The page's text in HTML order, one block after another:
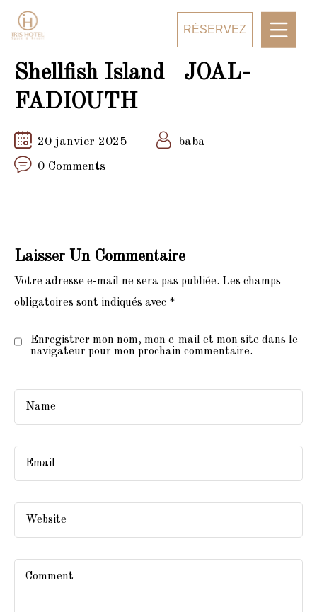
RÉSERVEZ
Shellfish Island JOAL-
FADIOUTH
20 janvier 2025 baba
0 Comments
Laisser Un Commentaire
Votre adresse e-mail ne sera pas publiée. Les champs
obligatoires sont indiqués avec *
Enregistrer mon nom, mon e-mail et mon site dans le
navigateur pour mon prochain commentaire.